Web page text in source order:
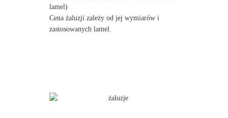
lamel)
Cena żaluzji zależy od jej wymiarów i
zastosowanych lamel.